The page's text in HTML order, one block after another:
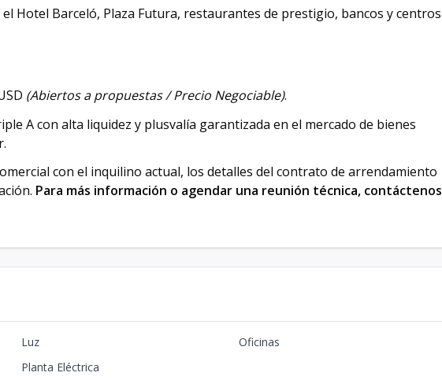
Hotel Barceló, Plaza Futura, restaurantes de prestigio, bancos y centros
(Abiertos a propuestas / Precio Negociable).
A con alta liquidez y plusvalía garantizada en el mercado de bienes
con el inquilino actual, los detalles del contrato de arrendamiento
Para más información o agendar una reunión técnica, contáctenos
Luz
Oficinas
Planta Eléctrica